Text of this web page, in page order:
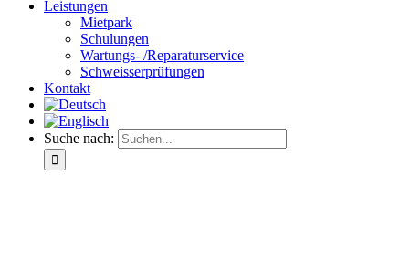
Leistungen
Mietpark
Schulungen
Wartungs- /Reparaturservice
Schweisserprüfungen
Kontakt
Suche nach: